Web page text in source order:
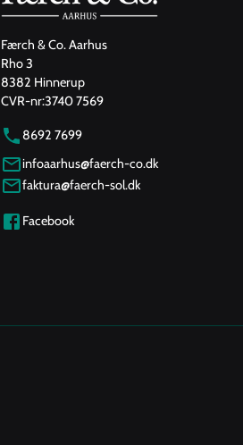
Færch & Co. Aarhus
Rho 3
8382 Hinnerup
CVR-nr:3740 7569
8692 7699
infoaarhus@faerch-co.dk
faktura@faerch-sol.dk
Facebook